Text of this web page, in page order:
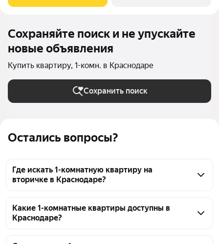
Остались вопросы?
Где искать 1-комнатную квартиру на
вторичке в Краснодаре?
Краснонаде на вторичном рынке сейчас 27076
объявлений. Цены варьируются от 1,06 млн ₽
Какие 1-комнатные квартиры доступны в
Краснодаре?
Сохраняйте поиск и не упускайте
новые объявления
Купить квартиру, 1-комн. в Краснодаре
Сохранить поиск